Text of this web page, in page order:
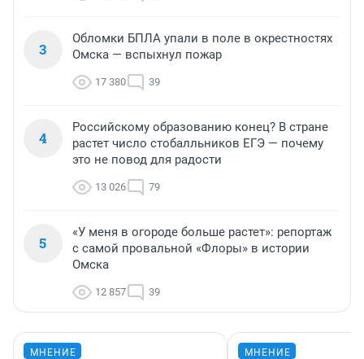
3
Обломки БПЛА упали в поле в окрестностях
Омска — вспыхнул пожар
17 380 39
4
Российскому образованию конец? В стране
растет число стобалльников ЕГЭ — почему
это не повод для радости
13 026 79
5
«У меня в огороде больше растет»: репортаж
с самой провальной «Флоры» в истории
Омска
12 857 39
МНЕНИЕ МНЕНИЕ